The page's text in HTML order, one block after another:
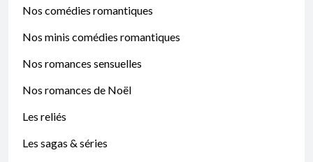
Nos comédies romantiques
Nos minis comédies romantiques
Nos romances sensuelles
Nos romances de Noël
Les reliés
Les sagas & séries